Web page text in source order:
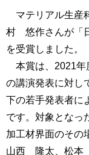
マテリアル生産
村 悠作さんが「
を受賞しました。
本賞は、2021年
の講演発表に対し
下の若手発表者に
です。対象となっ
加工材界面のその
山西 隆太、松本